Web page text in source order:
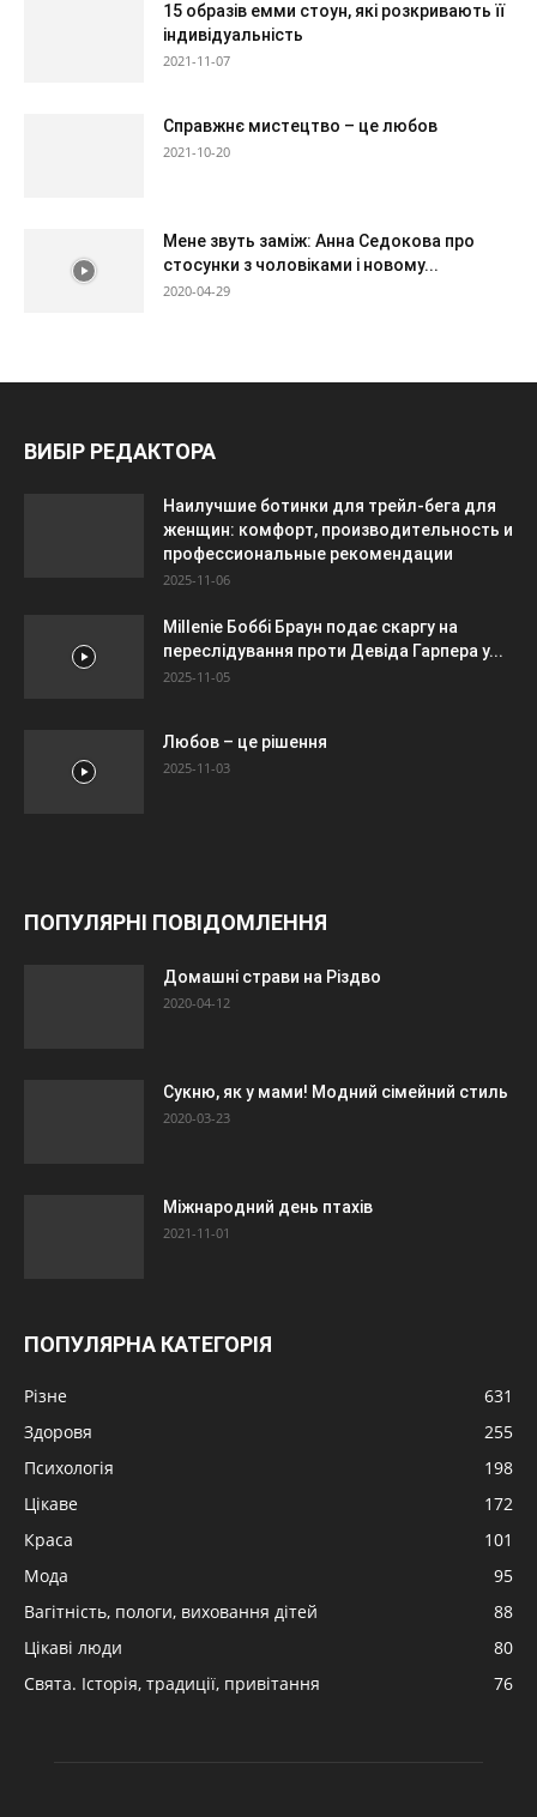
15 образів емми стоун, які розкривають її
індивідуальність
2021-11-07
Справжнє мистецтво – це любов
2021-10-20
Мене звуть заміж: Анна Седокова про
стосунки з чоловіками і новому...
2020-04-29
ВИБІР РЕДАКТОРА
Наилучшие ботинки для трейл-бега для
женщин: комфорт, производительность и
профессиональные рекомендации
2025-11-06
Millenie Боббі Браун подає скаргу на
переслідування проти Девіда Гарпера у...
2025-11-05
Любов – це рішення
2025-11-03
ПОПУЛЯРНІ ПОВІДОМЛЕННЯ
Домашні страви на Різдво
2020-04-12
Сукню, як у мами! Модний сімейний стиль
2020-03-23
Міжнародний день птахів
2021-11-01
ПОПУЛЯРНА КАТЕГОРІЯ
Різне
631
Здоровя
255
Психологія
198
Цікаве
172
Краса
101
Мода
95
Вагітність, пологи, виховання дітей
88
Цікаві люди
80
Свята. Історія, традиції, привітання
76